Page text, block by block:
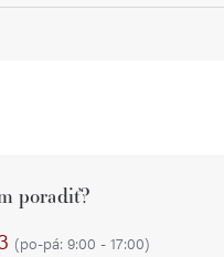
poradiť?
(po-pá: 9:00 - 17:00)